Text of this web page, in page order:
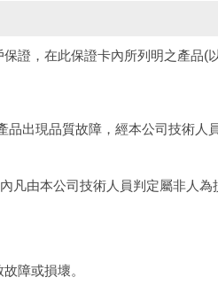
證，在此保證卡內所列明之產
出現品質故障，經本公司技術
凡由本公司技術人員判定屬非人
障或損壞。
電